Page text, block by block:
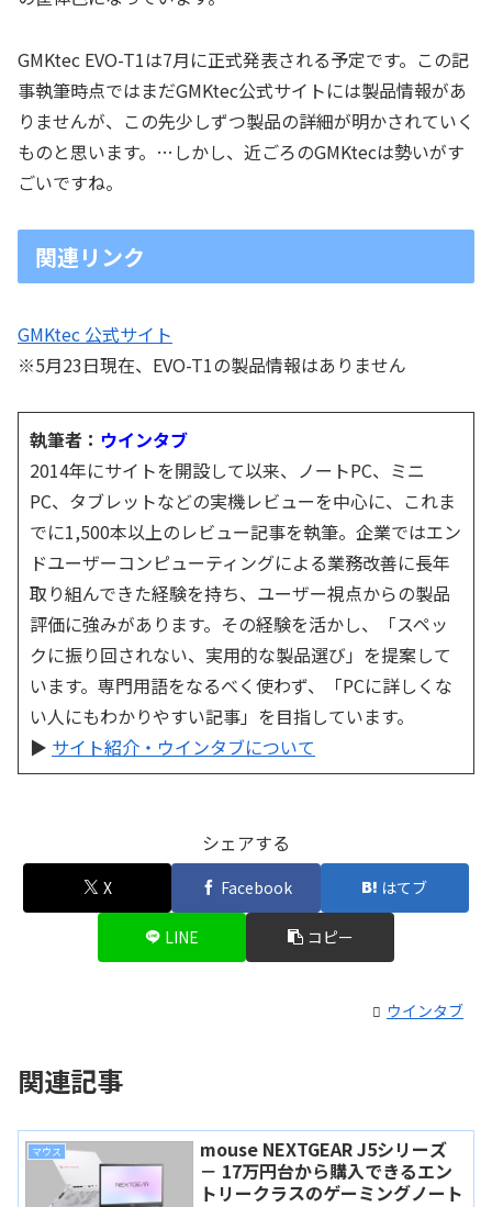
GMKtec EVO-T1は7月に正式発表される予定です。この記
事執筆時点ではまだGMKtec公式サイトには製品情報があ
りませんが、この先少しずつ製品の詳細が明かされていく
ものと思います。…しかし、近ごろのGMKtecは勢いがす
ごいですね。
関連リンク
GMKtec 公式サイト
※5月23日現在、EVO-T1の製品情報はありません
執筆者： ウインタブ
2014年にサイトを開設して以来、ノートPC、ミニ
PC、タブレットなどの実機レビューを中心に、これま
でに1,500本以上のレビュー記事を執筆。企業ではエン
ドユーザーコンピューティングによる業務改善に長年
取り組んできた経験を持ち、ユーザー視点からの製品
評価に強みがあります。その経験を活かし、「スペッ
クに振り回されない、実用的な製品選び」を提案して
います。専門用語をなるべく使わず、「PCに詳しくな
い人にもわかりやすい記事」を目指しています。
▶ サイト紹介・ウインタブについて
シェアする
X Facebook はてブ
LINE コピー
ウインタブ
関連記事
マウス
mouse NEXTGEAR J5シリーズ
－ 17万円台から購入できるエン
トリークラスのゲーミングノート